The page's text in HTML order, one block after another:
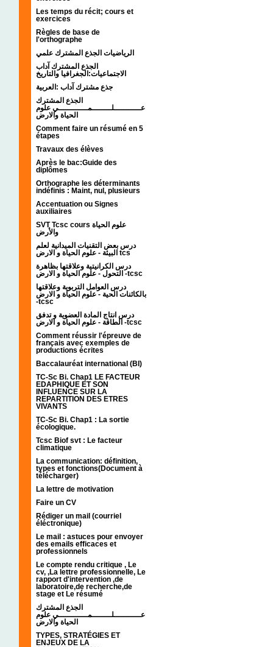
Les temps du récit; cours et
exercices
Règles de base de
l'orthographe
الرياضيات الجذع المشترك علمي
الجذع المشترك آداب
الاجتماعيات:الجغرافيا والتاريخ
جذع مشترك آداب :العربية
الجذع المشترك
عـــــــــــلــــــــمــــــــــــي علوم
الحياة والارض
Comment faire un résumé en 5
étapes
Travaux des élèves
Après le bac:Guide des
diplômes
Orthographe les déterminants
indéfinis : Maint, nul, plusieurs
Accentuation ou Signes
auxiliaires
SVT Tcsc cours علوم الحياة
والأرض
درس بعض التقنيات الميدانية لعلم
البيئة - علوم الحياة و الارض tcs
درس الكرانيتية وعلاقتها بظاهرة
التحول - علوم الحياة و الارض -tcsc
درس العوامل التربوية وعلاقتها
بالكائنات الحية - علوم الحياة و الارض
-tcsc
درس انتاج المادة العضوية و تدفق
الطاقة - علوم الحياة و الارض -tcsc
Comment réussir l'épreuve de
français avec exemples de
productions écrites
Baccalauréat international (BI)
TC-Sc Bi. Chap1 LE FACTEUR
EDAPHIQUE ET SON
INFLUENCE SUR LA
REPARTITION DES ETRES
VIVANTS
TC-Sc Bi. Chap1 : La sortie
écologique.
Tcsc Biof svt : Le facteur
climatique
La communication: définition,
types et fonctions(Document à
télécharger)
La lettre de motivation
Faire un CV
Rédiger un mail (courriel
éléctronique)
Le mail : astuces pour envoyer
des emails efficaces et
professionnels
Le compte rendu critique , Le
cv, ,La lettre professionnelle, Le
rapport d'intervention ,de
laboratoire,de recherche,de
stage et Le résumé
الجذع المشترك
عـــــــــــلــــــــمــــــــــــي علوم
الحياة والارض
TYPES, STRATÉGIES ET
ENJEUX DE LA